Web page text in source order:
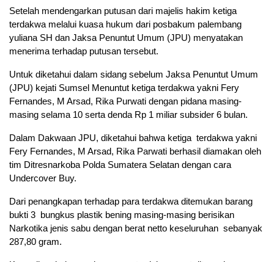
Setelah mendengarkan putusan dari majelis hakim ketiga
terdakwa melalui kuasa hukum dari posbakum palembang
yuliana SH dan Jaksa Penuntut Umum (JPU) menyatakan
menerima terhadap putusan tersebut.
Untuk diketahui dalam sidang sebelum Jaksa Penuntut Umum
(JPU) kejati Sumsel Menuntut ketiga terdakwa yakni Fery
Fernandes, M Arsad, Rika Purwati dengan pidana masing-
masing selama 10 serta denda Rp 1 miliar subsider 6 bulan.
Dalam Dakwaan JPU, diketahui bahwa ketiga terdakwa yakni
Fery Fernandes, M Arsad, Rika Parwati berhasil diamakan oleh
tim Ditresnarkoba Polda Sumatera Selatan dengan cara
Undercover Buy.
Dari penangkapan terhadap para terdakwa ditemukan barang
bukti 3 bungkus plastik bening masing-masing berisikan
Narkotika jenis sabu dengan berat netto keseluruhan sebanyak
287,80 gram.